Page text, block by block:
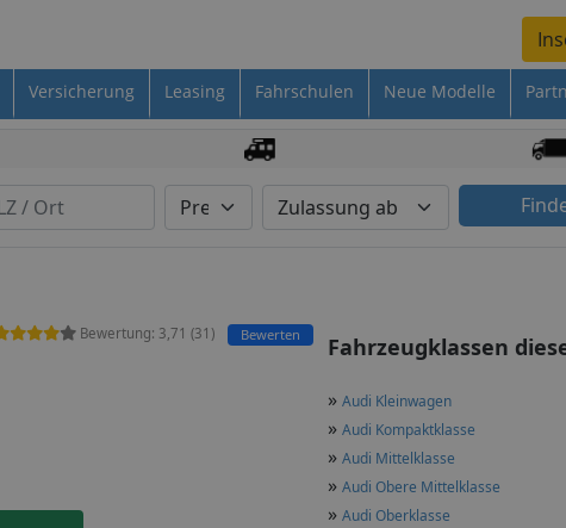
Versicherung Leasing Fahrschulen Neue Modelle
Fahrzeugklassen
» Audi Kleinwagen
» Audi Kompaktklasse
» Audi Mittelklasse
» Audi Obere Mittelklasse
» Audi Oberklasse
Bewertung: 3,71 (31 ) Bewerten